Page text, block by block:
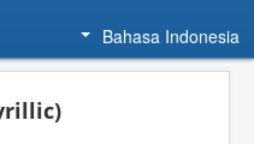
Bahasa Indonesia